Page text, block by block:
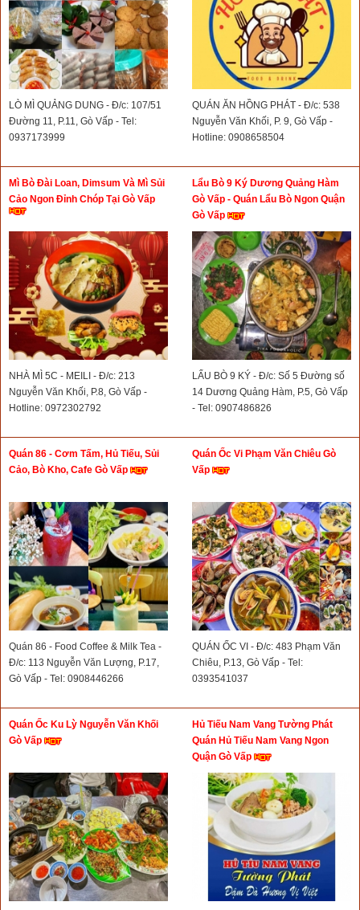
LÒ MÌ QUẢNG DUNG - Đ/c: 107/51
Đường 11, P.11, Gò Vấp - Tel:
0937173999
QUÁN ĂN HỒNG PHÁT - Đ/c: 538
Nguyễn Văn Khối, P. 9, Gò Vấp -
Hotline: 0908658504
Mì Bò Đài Loan, Dimsum Và Mì Sủi
Cảo Ngon Đỉnh Chóp Tại Gò Vấp
NHÀ MÌ 5C - MEILI - Đ/c: 213
Nguyễn Văn Khối, P.8, Gò Vấp -
Hotline: 0972302792
Lẩu Bò 9 Ký Dương Quảng Hàm
Gò Vấp - Quán Lẩu Bò Ngon Quận
Gò Vấp
LẨU BÒ 9 KÝ - Đ/c: Số 5 Đường số
14 Dương Quảng Hàm, P.5, Gò Vấp
- Tel: 0907486826
Quán 86 - Cơm Tấm, Hủ Tiếu, Sủi
Cảo, Bò Kho, Cafe Gò Vấp
Quán 86 - Food Coffee & Milk Tea -
Đ/c: 113 Nguyễn Văn Lượng, P.17,
Gò Vấp - Tel: 0908446266
Quán Ốc Vi Phạm Văn Chiêu Gò
Vấp
QUÁN ỐC VI - Đ/c: 483 Phạm Văn
Chiêu, P.13, Gò Vấp - Tel:
0393541037
Quán Ốc Ku Lỳ Nguyễn Văn Khối
Gò Vấp
Hủ Tiếu Nam Vang Tường Phát
Quán Hủ Tiếu Nam Vang Ngon
Quận Gò Vấp